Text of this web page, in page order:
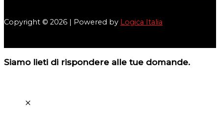
Copyright © 2026 | Powered by Logica Italia
Siamo lieti di rispondere alle tue domande.